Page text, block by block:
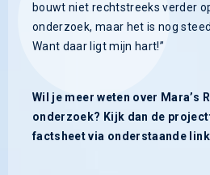
bouwt niet rechtstreeks verder
onderzoek, maar het is nog
Want daar ligt mijn hart!”
Wil je meer weten over Mara’s
onderzoek? Kijk dan de
factsheet via onderstaande